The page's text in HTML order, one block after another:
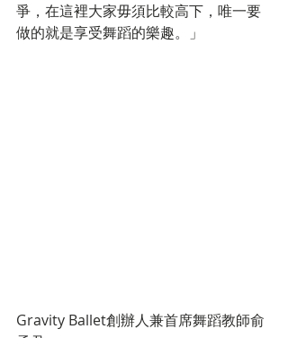
爭，在這裡大家毋須比較高下，唯一要
做的就是享受舞蹈的樂趣。」
Gravity Ballet創辦人兼首席舞蹈教師俞